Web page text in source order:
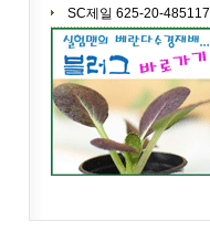
SC제일 625-20-485117